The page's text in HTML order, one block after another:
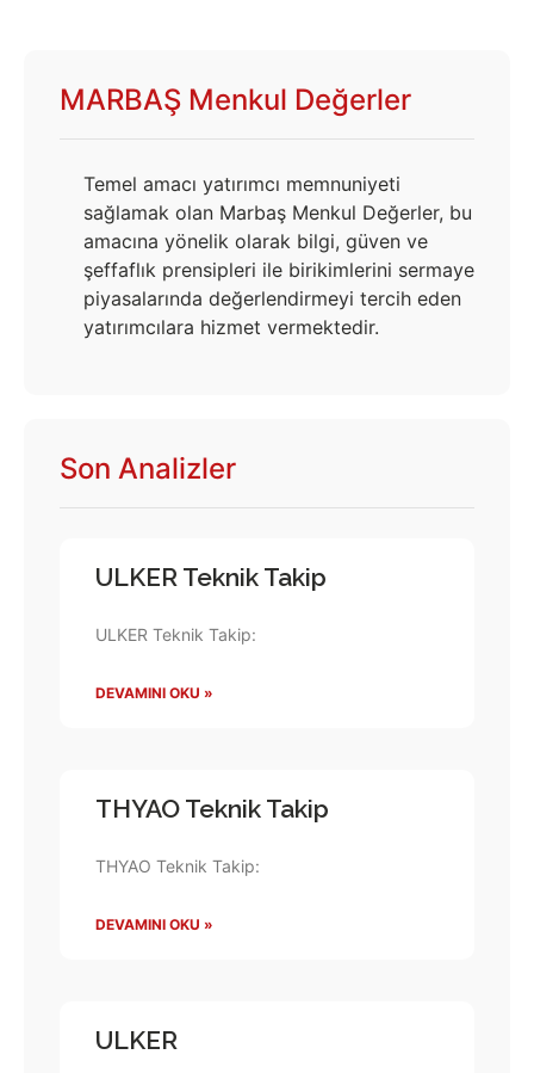
MARBAŞ Menkul Değerler
Temel amacı yatırımcı memnuniyeti
sağlamak olan Marbaş Menkul Değerler, bu
amacına yönelik olarak bilgi, güven ve
şeffaflık prensipleri ile birikimlerini sermaye
piyasalarında değerlendirmeyi tercih eden
yatırımcılara hizmet vermektedir.
Son Analizler
ULKER Teknik Takip
ULKER Teknik Takip:
DEVAMINI OKU »
THYAO Teknik Takip
THYAO Teknik Takip:
DEVAMINI OKU »
ULKER